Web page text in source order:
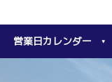
営業日カレンダー